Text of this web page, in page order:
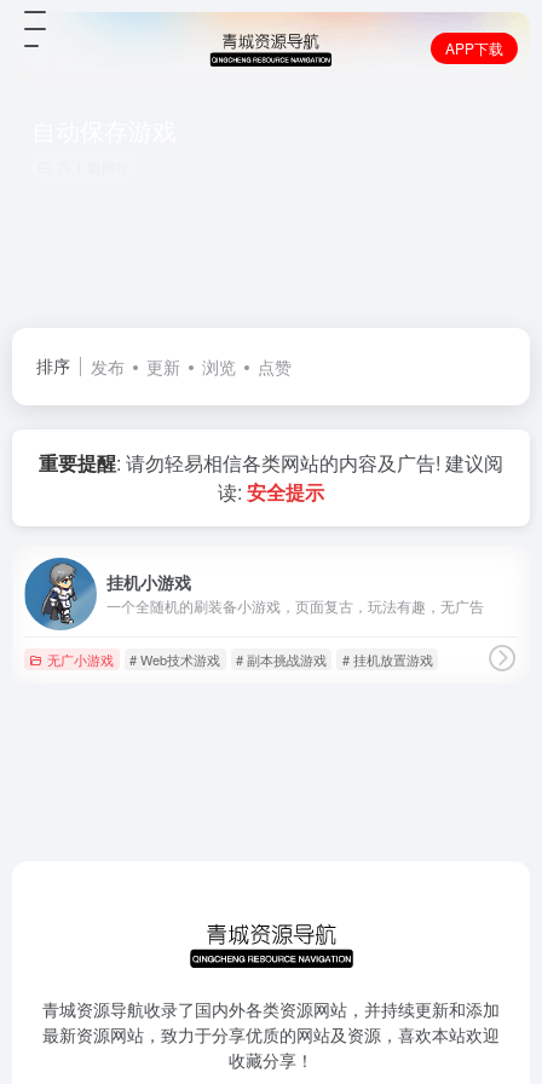
APP下载
排序 发布 更新 浏览 点赞
重要提醒: 请勿轻易相信各类网站的内容及广告! 建议阅
读: 安全提示
挂机小游戏
一个全随机的刷装备小游戏，页面复古，玩法有趣，无广告
无广小游戏 # Web技术游戏 # 副本挑战游戏 # 挂机放置游戏
青城资源导航收录了国内外各类资源网站，并持续更新和添加
最新资源网站，致力于分享优质的网站及资源，喜欢本站欢迎
收藏分享！